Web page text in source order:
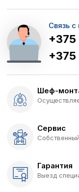
Связь
+375
+375
Шеф-
Сервис
Гарантия
Выезд